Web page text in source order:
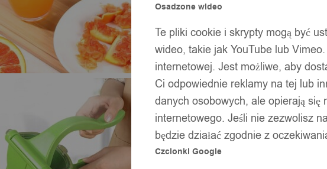
Osadzone wideo
Te pliki cookie i skrypty mogą być
wideo, takie jak YouTube lub
internetowej. Jest możliwe, aby
Ci odpowiednie reklamy na tej lub
danych osobowych, ale opierają
internetowego. Jeśli nie zezwolisz
będzie działać zgodnie z
Czcionki Google